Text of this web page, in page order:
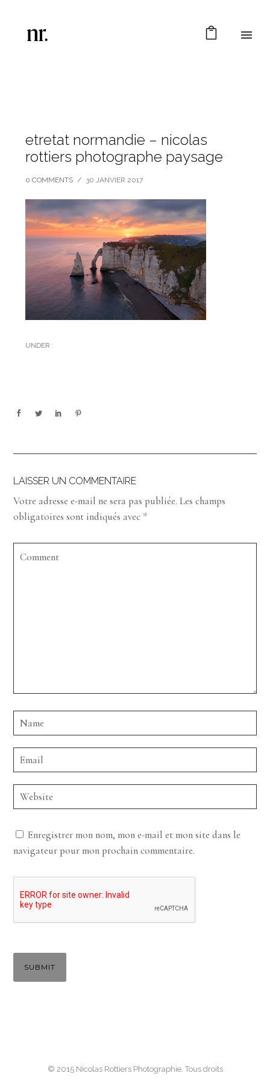
etretat normandie – nicolas
rottiers photographe paysage
0 COMMENTS / 30 JANVIER 2017
UNDER :
LAISSER UN COMMENTAIRE
Votre adresse e-mail ne sera pas publiée. Les champs
obligatoires sont indiqués avec *
Enregistrer mon nom, mon e-mail et mon site dans le
navigateur pour mon prochain commentaire.
© 2015 Nicolas Rottiers Photographie. Tous droits